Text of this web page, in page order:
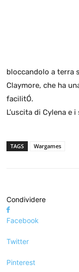
bloccandolo a terra
Claymore, che ha
facilitÓ.
L’uscita di Cylena
TAGS Wargames
Condividere
Facebook
Twitter
Pinterest